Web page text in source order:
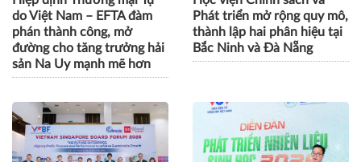
do Việt Nam – EFTA đàm
phán thành công, mở
đường cho tăng trưởng hải
sản Na Uy mạnh mẽ hơn
Phát triển mở rộng quy mô,
thành lập hai phân hiệu tại
Bắc Ninh và Đà Nẵng